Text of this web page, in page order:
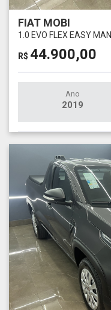
FIAT MOBI
1.0 EVO FLEX EASY
R$ 44.900,00
Ano
2019